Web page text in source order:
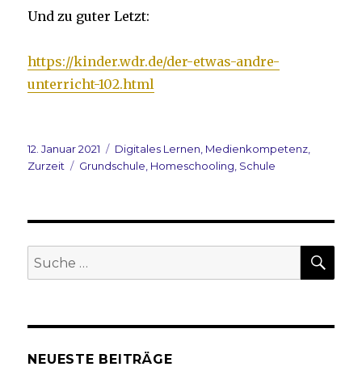
Und zu guter Letzt:
https://kinder.wdr.de/der-etwas-andre-
unterricht-102.html
Veröffentlicht
am
12. Januar 2021 Kategorien
Digitales Lernen, Medienkompetenz,
Zurzeit
Schlagwörter
Grundschule, Homeschooling, Schule
Suche
nach:
NEUESTE BEITRÄGE